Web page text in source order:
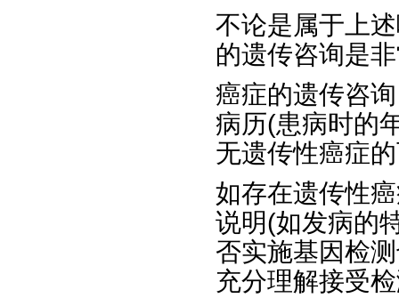
不论是属于上
的遗传咨询是
癌症的遗传咨
病历(患病时的
无遗传性癌症
如存在遗传性
说明(如发病的
否实施基因检
充分理解接受